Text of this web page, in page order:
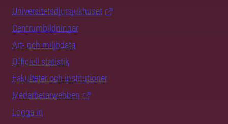
Universitetsdjursjukhuset
Centrumbildningar
Art- och miljödata
Officiell statistik
Fakulteter och institutioner
Medarbetarwebben
Logga in